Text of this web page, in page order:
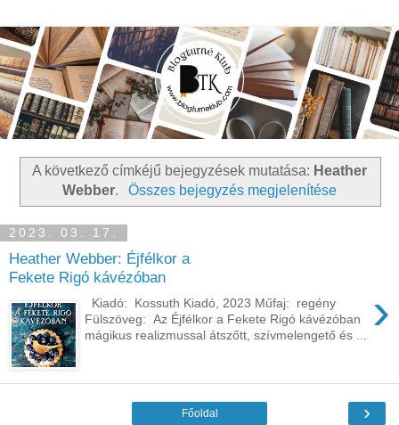
A következő címkéjű bejegyzések mutatása: Heather
Webber. Összes bejegyzés megjelenítése
2023. 03. 17.
Heather Webber: Éjfélkor ​a
Fekete Rigó kávézóban
›
Kiadó: Kossuth Kiadó, 2023 Műfaj: regény
Fülszöveg: Az Éjfélkor a Fekete Rigó kávézóban
mágikus realizmussal átszőtt, szívmelengető és ...
›
Főoldal